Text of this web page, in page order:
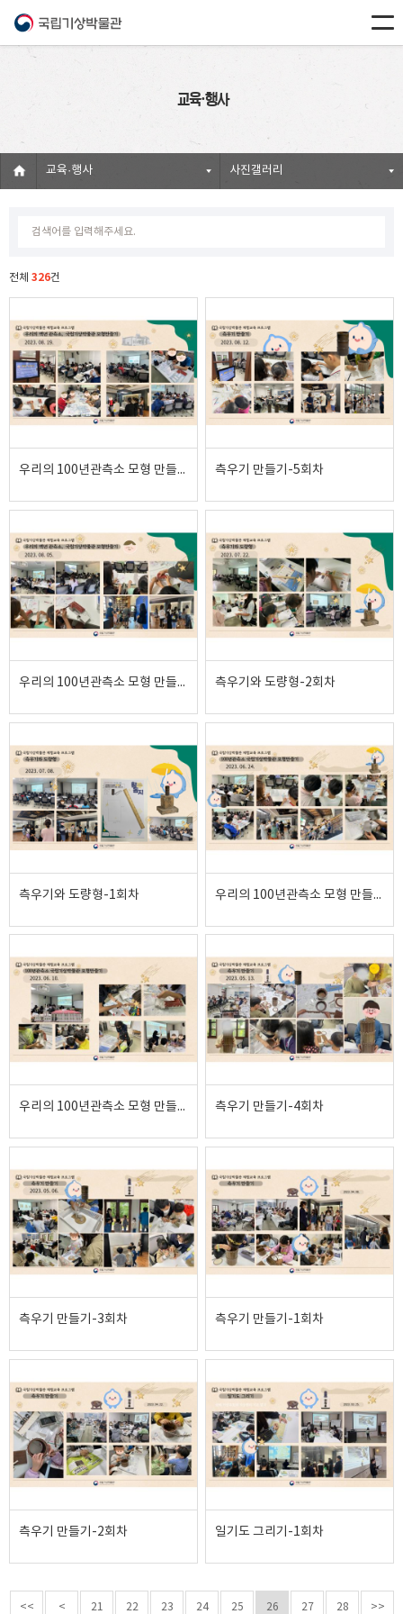
교육·행사
교육·행사 사진갤러리
전체 326건
우리의 100년관측소 모형 만들기-4회차 측우기 만들기-5회차
우리의 100년관측소 모형 만들기-3회차 측우기와 도량형-2회차
측우기와 도량형-1회차 우리의 100년관측소 모형 만들기-2회차
우리의 100년관측소 모형 만들기-1회차 측우기 만들기-4회차
측우기 만들기-3회차 측우기 만들기-1회차
측우기 만들기-2회차 일기도 그리기-1회차
<< < 21 22 23 24 25 26 27 28 >>